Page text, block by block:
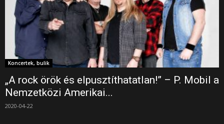
Koncertek, bulik
„A rock örök és elpusztíthatatlan!” – P. Mobil a
Nemzetközi Amerikai...
2020-04-22